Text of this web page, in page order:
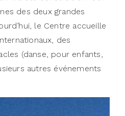
des deux grandes
le Centre accueille
des
(danse, pour enfants,
autres événements